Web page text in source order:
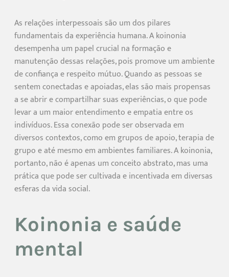
As relações interpessoais são um dos pilares
fundamentais da experiência humana. A koinonia
desempenha um papel crucial na formação e
manutenção dessas relações, pois promove um ambiente
de confiança e respeito mútuo. Quando as pessoas se
sentem conectadas e apoiadas, elas são mais propensas
a se abrir e compartilhar suas experiências, o que pode
levar a um maior entendimento e empatia entre os
indivíduos. Essa conexão pode ser observada em
diversos contextos, como em grupos de apoio, terapia de
grupo e até mesmo em ambientes familiares. A koinonia,
portanto, não é apenas um conceito abstrato, mas uma
prática que pode ser cultivada e incentivada em diversas
esferas da vida social.
Koinonia e saúde
mental